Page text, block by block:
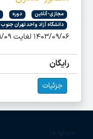
مجازی-آنلاین دوره
دانشگاه آزاد واحد تهران جنوب
۱۴۰۳/۰۹/۰۶ لغایت ۱۴۰۳/۰۹/۰۹
رایگان
جزئیات
درباره ما